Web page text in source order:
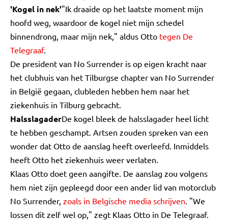
'Kogel in nek'"Ik draaide op het laatste moment mijn
hoofd weg, waardoor de kogel niet mijn schedel
binnendrong, maar mijn nek," aldus Otto tegen De
Telegraaf.
De president van No Surrender is op eigen kracht naar
het clubhuis van het Tilburgse chapter van No Surrender
in België gegaan, clubleden hebben hem naar het
ziekenhuis in Tilburg gebracht.
HalsslagaderDe kogel bleek de halsslagader heel licht
te hebben geschampt. Artsen zouden spreken van een
wonder dat Otto de aanslag heeft overleefd. Inmiddels
heeft Otto het ziekenhuis weer verlaten.
Klaas Otto doet geen aangifte. De aanslag zou volgens
hem niet zijn gepleegd door een ander lid van motorclub
No Surrender, zoals in Belgische media schrijven. "We
lossen dit zelf wel op," zegt Klaas Otto in De Telegraaf.